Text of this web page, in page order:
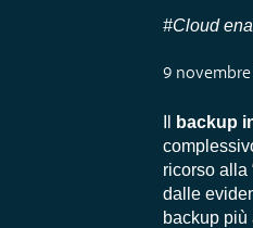
#Cloud
9
backup
ricorso alla
dalle
backup